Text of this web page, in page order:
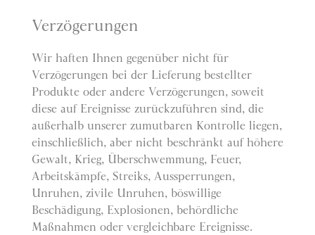
Verzögerungen
Wir haften Ihnen gegenüber nicht für
Verzögerungen bei der Lieferung bestellter
Produkte oder andere Verzögerungen, soweit
diese auf Ereignisse zurückzuführen sind, die
außerhalb unserer zumutbaren Kontrolle liegen,
einschließlich, aber nicht beschränkt auf höhere
Gewalt, Krieg, Überschwemmung, Feuer,
Arbeitskämpfe, Streiks, Aussperrungen,
Unruhen, zivile Unruhen, böswillige
Beschädigung, Explosionen, behördliche
Maßnahmen oder vergleichbare Ereignisse.